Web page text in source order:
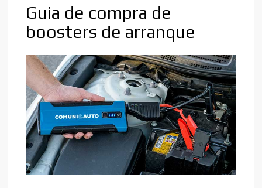
Guia de compra de
boosters de arranque